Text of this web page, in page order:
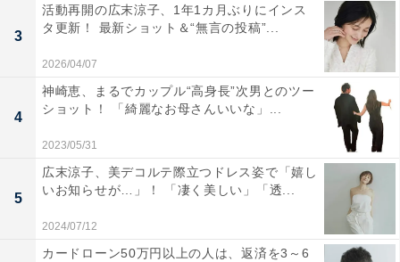
3
活動再開の広末涼子、1年1カ月ぶりにインス
タ更新！ 最新ショット＆“無言の投稿”...
2026/04/07
4
神崎恵、まるでカップル“高身長”次男とのツー
ショット！ 「綺麗なお母さんいいな」...
2023/05/31
5
広末涼子、美デコルテ際立つドレス姿で「嬉し
いお知らせが…」！ 「凄く美しい」「透...
2024/07/12
カードローン50万円以上の人は、返済を3～6